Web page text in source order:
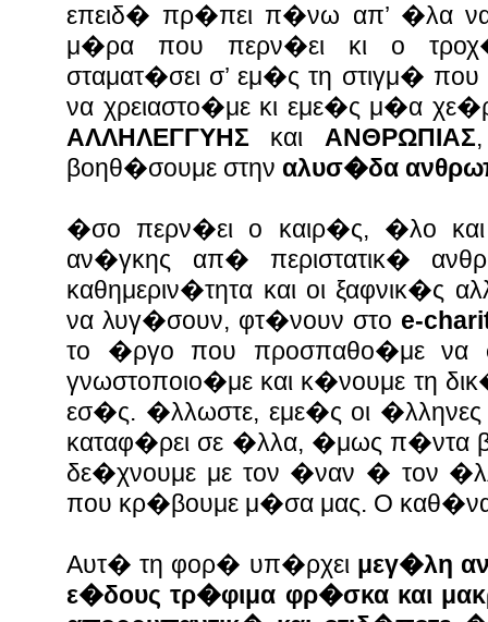
επειδ� πρ�πει π�νω απ’ �λα
μ�ρα που περν�ει κι ο
σταματ�σει σ’ εμ�ς τη στιγμ� που
να χρειαστο�με κι εμε�ς μ�α
ΑΛΛΗΛΕΓΓΥΗΣ και ΑΝΘΡΩΠΙΑΣ
βοηθ�σουμε στην αλυσ�δα
�σο περν�ει ο καιρ�ς, �λο και
αν�γκης απ� περιστατικ�
καθημεριν�τητα και οι ξαφνικ�ς
να λυγ�σουν, φτ�νουν στο e-
το �ργο που προσπαθο�με να
γνωστοποιο�με και κ�νουμε τη
εσ�ς. �λλωστε, εμε�ς οι �λληνες
καταφ�ρει σε �λλα, �μως π�ντα
δε�χνουμε με τον �ναν � τον
που κρ�βουμε μ�σα μας. Ο
Αυτ� τη φορ� υπ�ρχει μεγ�λη
ε�δους τρ�φιμα φρ�σκα και